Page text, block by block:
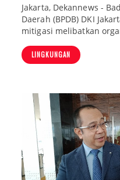
Jakarta, Dekannews -
Daerah (BPDB) DKI
mitigasi melibatkan
LINGKUNGAN